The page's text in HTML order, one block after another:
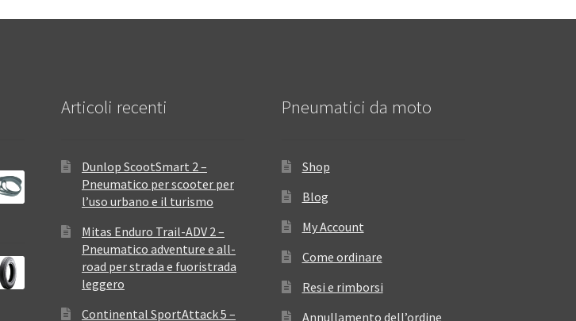
Articoli recenti
Dunlop ScootSmart 2 –
Pneumatico per scooter per
l’uso urbano e il turismo
Mitas Enduro Trail-ADV 2 –
Pneumatico adventure e all-
road per strada e fuoristrada
leggero
Continental SportAttack 5 –
Pneumatici da moto
Shop
Blog
My Account
Come ordinare
Resi e rimborsi
Annullamento dell’ordine